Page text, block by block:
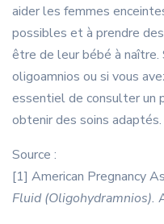
aider les femmes
possibles et à prendre
être de leur bébé à naître.
oligoamnios ou si vous
essentiel de consulter un
obtenir des soins adaptés.
Source :
[1] American Pregnancy
Fluid (Oligohydramnios).